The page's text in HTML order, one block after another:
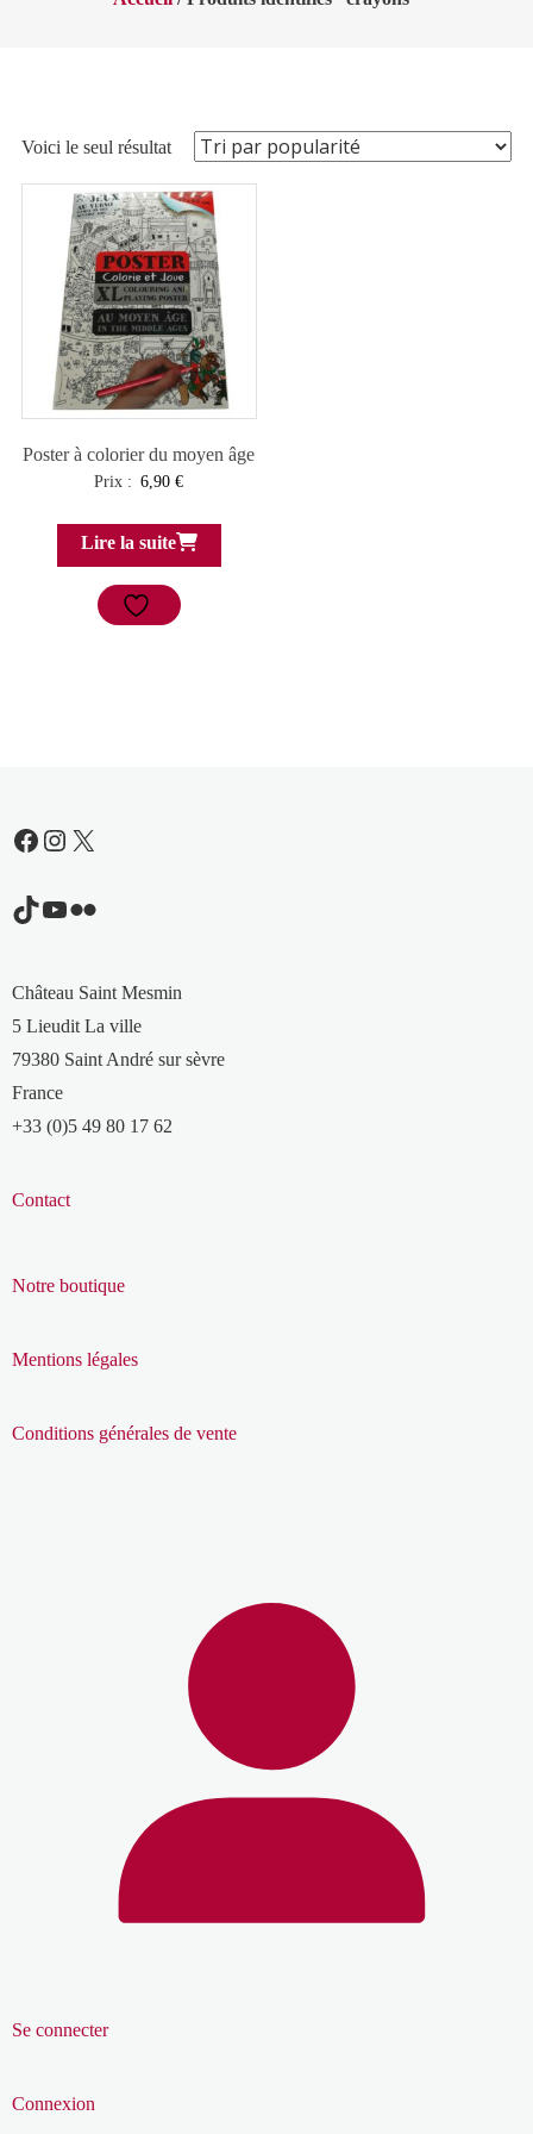
Voici le seul résultat
Poster à colorier du moyen âge
Prix : 6,90€
Lire la suite
Facebook
Instagram
X
TikTok
YouTube
Flickr
Château Saint Mesmin
5 Lieudit La ville
79380 Saint André sur sèvre
France
+33 (0)5 49 80 17 62
Contact
Notre boutique
Mentions légales
Conditions générales de vente
Se connecter
Connexion